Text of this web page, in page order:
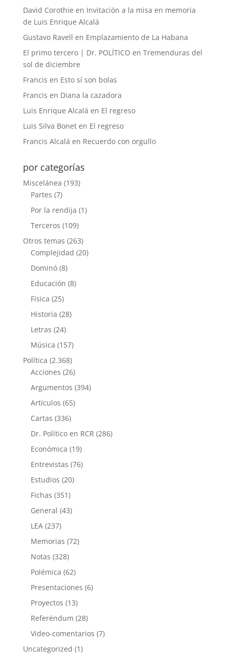
David Corothie en Invitación a la misa en memoria
de Luis Enrique Alcalá
Gustavo Ravell en Emplazamiento de La Habana
El primo tercero | Dr. POLÍTICO en Tremenduras del
sol de diciembre
Francis en Esto sí son bolas
Francis en Diana la cazadora
Luis Enrique Alcalá en El regreso
Luis Silva Boneten El regreso
Francis Alcalá en Recuerdo con orgullo
por categorías
Miscelánea (193)
Partes (7)
Por la rendija (1)
Terceros (109)
Otros temas (263)
Complejidad (20)
Dominó(8)
Educación (8)
Física (25)
Historia (28)
Letras (24)
Música (157)
Política (2.368)
Acciones (26)
Argumentos (394)
Artículos (65)
Cartas (336)
Dr. Político en RCR (286)
Económica (19)
Entrevistas (76)
Estudios (20)
Fichas (351)
General (43)
LEA(237)
Memorias (72)
Notas (328)
Polémica (62)
Presentaciones (6)
Proyectos (13)
Referéndum (28)
Video-comentarios (7)
Uncategorized (1)